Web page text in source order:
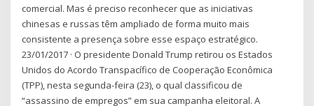
comercial. Mas é preciso reconhecer que as iniciativas
chinesas e russas têm ampliado de forma muito mais
consistente a presença sobre esse espaço estratégico.
23/01/2017 · O presidente Donald Trump retirou os Estados
Unidos do Acordo Transpacífico de Cooperação Econômica
(TPP), nesta segunda-feira (23), o qual classificou de
“assassino de empregos” em sua campanha eleitoral. A